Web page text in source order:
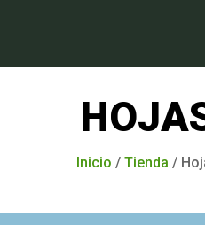
Inicio / Tienda /